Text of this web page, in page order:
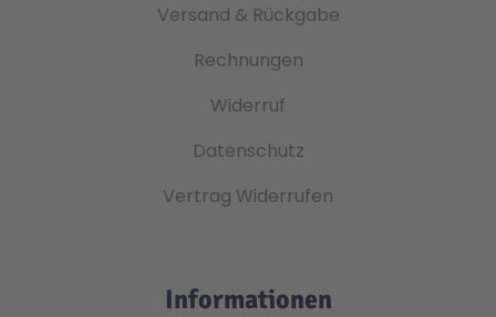
Versand & Rückgabe
Rechnungen
Widerruf
Datenschutz
Vertrag Widerrufen
Informationen